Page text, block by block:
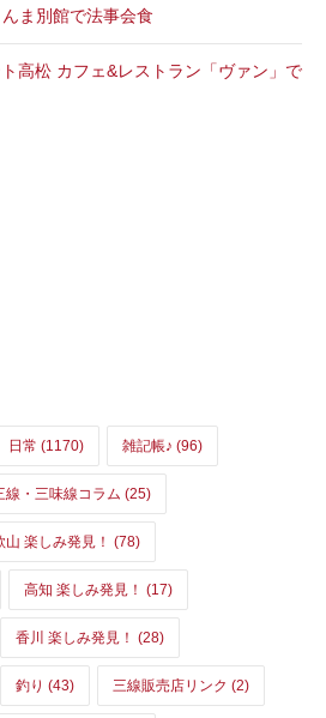
ま別館で法事会食
高松 カフェ&レストラン「ヴァン」で
日常 (1170) 雑記帳♪ (96)
線・三味線コラム (25)
山 楽しみ発見！ (78)
高知 楽しみ発見！ (17)
香川 楽しみ発見！ (28)
釣り (43) 三線販売店リンク (2)